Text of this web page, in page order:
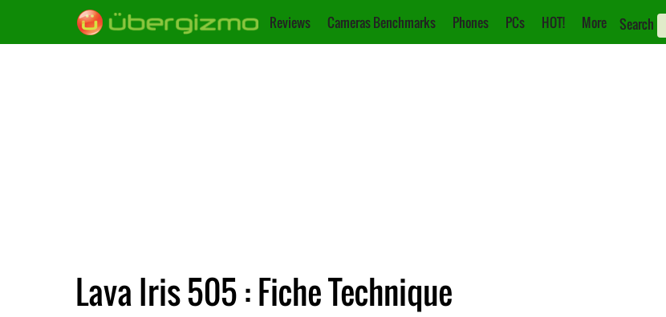
Reviews Cameras Benchmarks Phones PCs HOT! More Search
Lava Iris 505 : Fiche Technique